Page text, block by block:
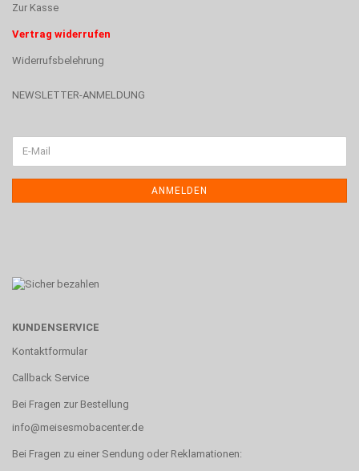
Zur Kasse
Vertrag widerrufen
Widerrufsbelehrung
NEWSLETTER-ANMELDUNG
ANMELDEN
KUNDENSERVICE
Kontaktformular
Callback Service
Bei Fragen zur Bestellung
info@meisesmobacenter.de
Bei Fragen zu einer Sendung oder Reklamationen: